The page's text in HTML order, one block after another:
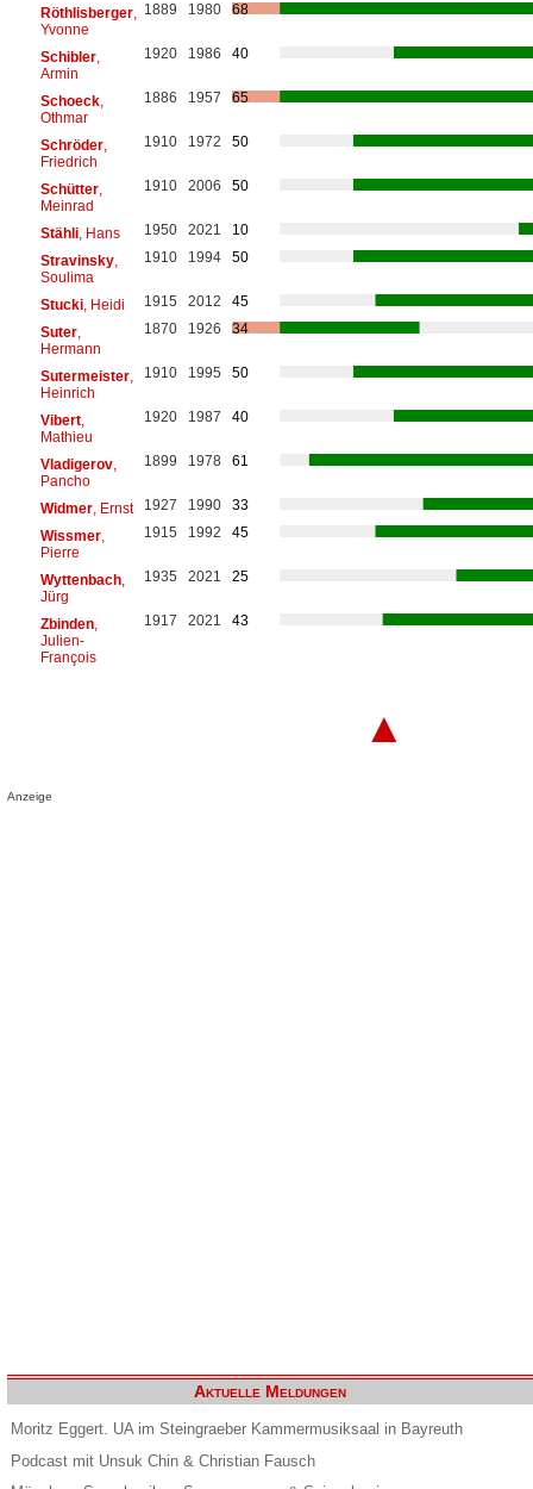
Röthlisberger,
Yvonne
1889 1980 68
Schibler,
Armin
1920 1986 40
Schoeck,
Othmar
1886 1957 65
Schröder,
Friedrich
1910 1972 50
Schütter,
Meinrad
1910 2006 50
Stähli, Hans 1950 2021
10
Stravinsky,
Soulima
1910 1994 50
Stucki, Heidi 1915 2012
45
Suter,
Hermann
1870 1926 34
Sutermeister,
Heinrich
1910 1995 50
Vibert,
Mathieu
1920 1987 40
Vladigerov,
Pancho
1899 1978 61
Widmer, Ernst 1927 1990
33
Wissmer,
Pierre
1915 1992 45
Wyttenbach,
Jürg
1935 2021 25
Zbinden,
Julien-
François
1917 2021 43
▲
Anzeige
Aktuelle Meldungen
Moritz Eggert. UA im Steingraeber Kammermusiksaal in Bayreuth
Podcast mit Unsuk Chin & Christian Fausch